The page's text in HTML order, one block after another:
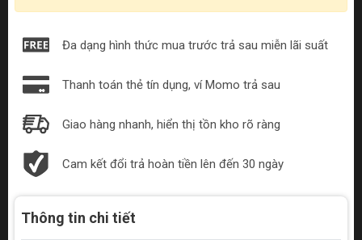
Đa dạng hình thức mua trước trả sau miễn lãi suất
Thanh toán thẻ tín dụng, ví Momo trả sau
Giao hàng nhanh, hiển thị tồn kho rõ ràng
Cam kết đổi trả hoàn tiền lên đến 30 ngày
Thông tin chi tiết